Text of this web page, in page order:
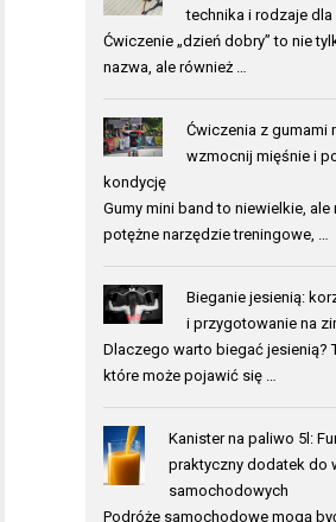
technika i rodzaje
Ćwiczenie „dzień dobry” to nie
nazwa, ale również …
Ćwiczenia z gumami
wzmocnij mięśnie i
kondycję
Gumy mini band to niewielkie, ale
potężne narzędzie treningowe, …
Bieganie jesienią:
i przygotowanie na
Dlaczego warto biegać jesienią?
które może pojawić się …
Kanister na paliwo 5l:
praktyczny dodatek do
samochodowych
Podróże samochodowe mogą